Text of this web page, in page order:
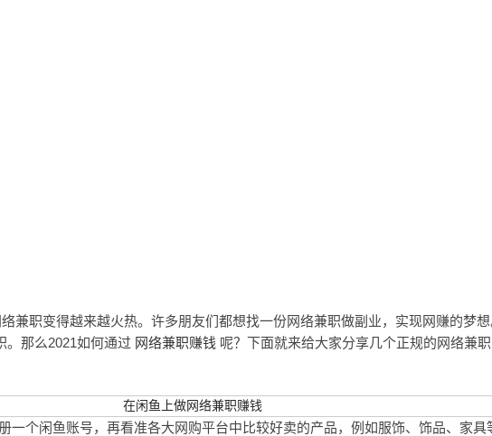
兼职变得越来越火热。许多朋友们都想找一份网络兼职做副业，实现网赚的梦
。那么2021如何通过 网络兼职赚钱 呢？下面就来给大家分享几个正规的网络兼职
个闲鱼账号，再看准各大网购平台中比较好卖的产品，例如服饰、饰品、家